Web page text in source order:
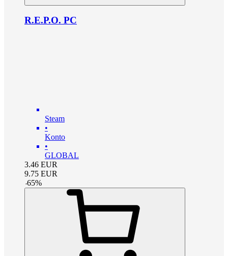
R.E.P.O. PC
Steam
•
Konto
•
GLOBAL
3.46 EUR
9.75 EUR
-65%